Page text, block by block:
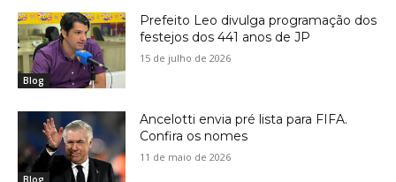
Blog
Prefeito Leo divulga programação dos
festejos dos 441 anos de JP
15 de julho de 2026
Blog
Ancelotti envia pré lista para FIFA.
Confira os nomes
11 de maio de 2026